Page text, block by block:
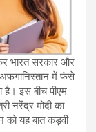
भारत सरकार और
अफगानिस्तान में फंसे
है। इस बीच पीएम
नरेंद्र मोदी का
को यह बात कड़वी